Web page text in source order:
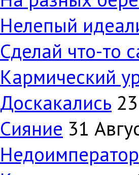
Нелепый
Сделай что-то
Кармический
Доскакались
Сияние 31
Недоимператор